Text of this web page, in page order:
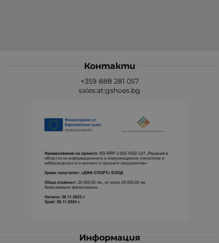
Информация
Контакти
+359 888 281 057
sales:at:gshoes.bg